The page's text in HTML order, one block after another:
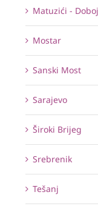
Matuzići -
Mostar
Sanski Most
Sarajevo
Široki Brijeg
Srebrenik
Tešanj